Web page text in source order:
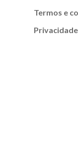
Termos e
Privacidade